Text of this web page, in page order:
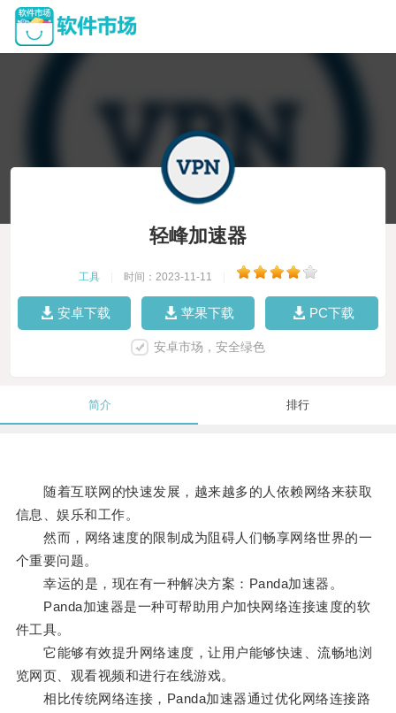
轻峰加速器
工具 时间：2023-11-11
安卓下载 苹果下载 PC下载
安卓市场，安全绿色
简介 排行
随着互联网的快速发展，越来越多的人依赖网络来获取
信息、娱乐和工作。
然而，网络速度的限制成为阻碍人们畅享网络世界的一
个重要问题。
幸运的是，现在有一种解决方案：Panda加速器。
Panda加速器是一种可帮助用户加快网络连接速度的软
件工具。
它能够有效提升网络速度，让用户能够快速、流畅地浏
览网页、观看视频和进行在线游戏。
相比传统网络连接，Panda加速器通过优化网络连接路